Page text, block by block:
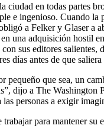
ciudad en todas partes
e ingenioso. Cuando la
a Felker y Glaser a
una adquisición hostil
sus editores salientes,
días antes de que
pequeño que sea, un
dijo a The Washington
personas a exigir
para mantener su